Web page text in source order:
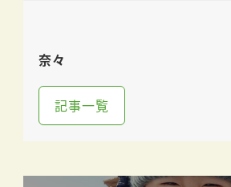
奈々
記事一覧